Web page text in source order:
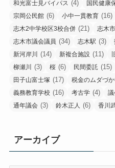
和光富士見バイパス (4) 国民健康
宗岡公民館 (6) 小中一貫教育 (16)
志木2中学校区3校合併 (21) 志木
志木市議会議員 (34) 志木駅 (3)
新河岸川 (14) 新複合施設 (11)
柳瀬川 (3) 桜 (6) 民間委託 (15)
田子山富士塚 (17) 税金のムダづ
義務教育学校 (16) 考古学 (4)
通年議会 (3) 鈴木正人 (6) 香川
アーカイブ